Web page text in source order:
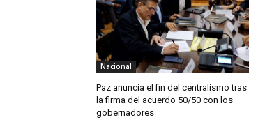
Nacional
Paz anuncia el fin del centralismo tras
la firma del acuerdo 50/50 con los
gobernadores